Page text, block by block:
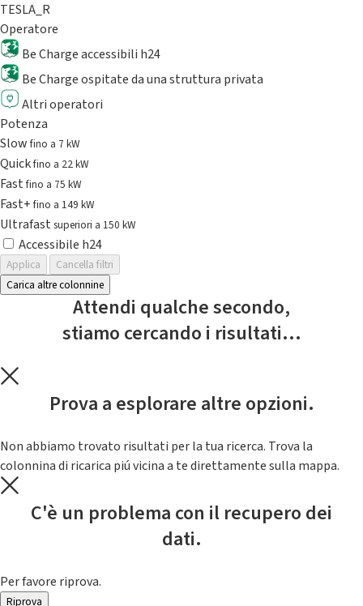
TESLA_R
Operatore
Be Charge accessibili h24
Be Charge ospitate da una struttura privata
Altri operatori
Potenza
Slowfino a 7 kW
Quickfino a 22 kW
Fastfino a 75 kW
Fast+fino a 149 kW
Ultrafast superiori a 150 kW
Accessibile h24
Applica
Cancella filtri
Carica altre colonnine
Attendi qualche secondo,
stiamo cercando i risultati...
Prova a esplorare altre opzioni.
Non abbiamo trovato risultati per la tua ricerca. Trova la
colonnina di ricarica piú vicina a te direttamente sulla mappa.
C'è un problema con il recupero dei
dati.
Per favore riprova.
Riprova